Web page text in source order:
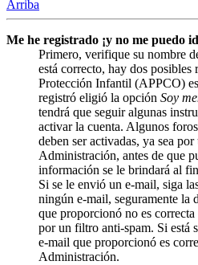
Arriba
Me he registrado ¡y no me puedo
Primero, verifique su nombre
está correcto, hay dos posibles
Protección Infantil (APPCO)
registró eligió la opción Soy
tendrá que seguir algunas
activar la cuenta. Algunos
deben ser activadas, ya sea
Administración, antes de que
información se le brindará al
Si se le envió un e-mail, siga
ningún e-mail, seguramente la
que proporcionó no es
por un filtro anti-spam. Si está
e-mail que proporcionó es
Administración.